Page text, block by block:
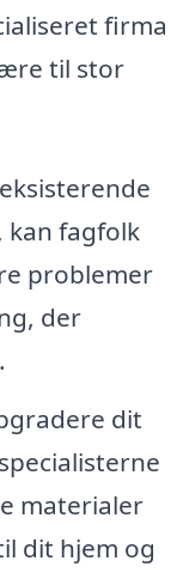
firma
til stor
kan fagfolk
problemer
der
dit
materialer
dit hjem og